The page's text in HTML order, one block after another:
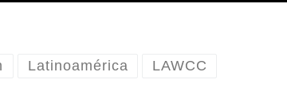
Latinoamérica LAWCC